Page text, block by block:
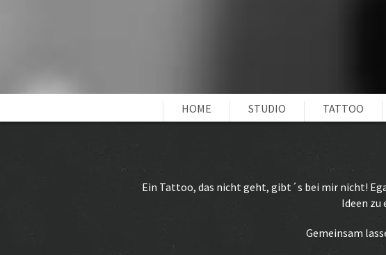
HOME STUDIO TATTOO
Ein Tattoo, das nicht geht, gibt´s bei mir nicht!
Ideen zu
Gemeinsam